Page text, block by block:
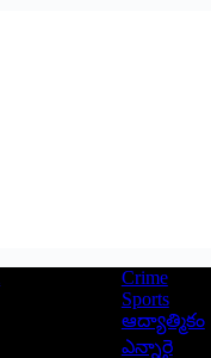
Crime
Sports
ఆద్యాత్మికం
ఎన్నారై